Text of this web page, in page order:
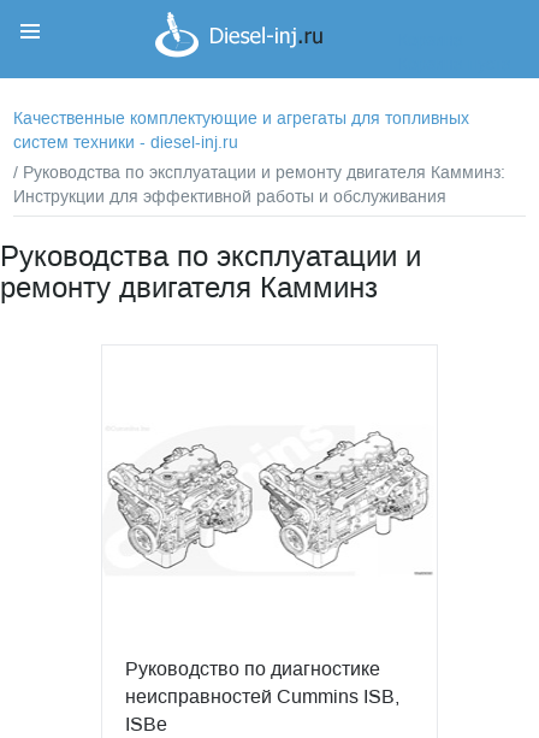
Качественные комплектующие и агрегаты для топливных
систем техники - diesel-inj.ru
/ Руководства по эксплуатации и ремонту двигателя Камминз:
Инструкции для эффективной работы и обслуживания
Руководства по эксплуатации и
ремонту двигателя Камминз
Руководство по диагностике
неисправностей Cummins ISB,
ISBe